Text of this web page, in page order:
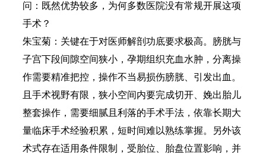
问：既然优势较多，为何多数医院没有常规开展这项
手术？
朱宝菊：关键在于对医师解剖功底要求极高。膀胱与
子宫下段间隙空间狭小，孕期组织充血水肿，分离操
作需要精准把控，操作不当易损伤膀胱、引发出血。
且手术视野有限，狭小空间内要完成切开、娩出胎儿
整套操作，需要细腻且利落的手术手法，依靠长期大
量临床手术经验积累，短时间难以熟练掌握。另外该
术式存在适用条件限制，受胎位、胎盘位置影响，并